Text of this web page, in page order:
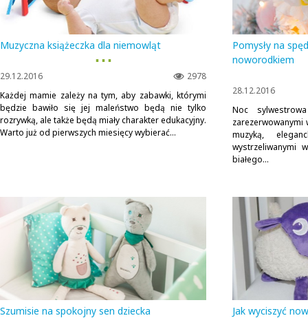
Muzyczna książeczka dla niemowląt
▪ ▪ ▪
2978
29.12.2016
Każdej mamie zależy na tym, aby zabawki, którymi
będzie bawiło się jej maleństwo będą nie tylko
rozrywką, ale także będą miały charakter edukacyjny.
Warto już od pierwszych miesięcy wybierać...
Pomysły na
noworodkiem
28.12.2016
Noc
zarezerwowanymi
muzyką,
wystrzeliwanymi
białego...
Szumisie na spokojny sen dziecka
Jak wyciszyć